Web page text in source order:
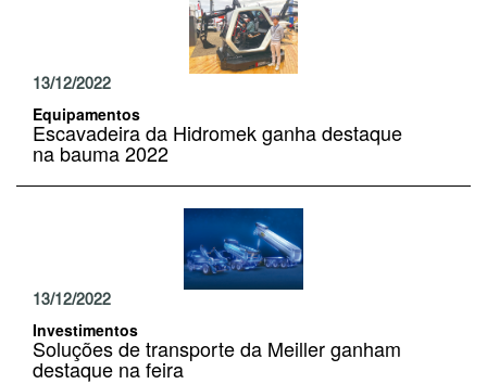
13/12/2022
Equipamentos
Escavadeira da Hidromek ganha destaque
na bauma 2022
13/12/2022
Investimentos
Soluções de transporte da Meiller ganham
destaque na feira